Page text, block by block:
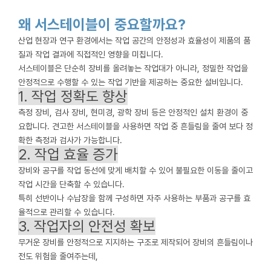
왜 서스테이블이 중요할까요?
산업 현장과 연구 환경에서는 작업 공간의 안정성과 효율성이 제품의 품
질과 작업 결과에 직접적인 영향을 미칩니다.
서스테이블은 단순히 장비를 올려놓는 작업대가 아니라, 정밀한 작업을
안정적으로 수행할 수 있는 작업 기반을 제공하는 중요한 설비입니다.
1. 작업 정확도 향상
측정 장비, 검사 장비, 현미경, 광학 장비 등은 안정적인 설치 환경이 중
요합니다. 견고한 서스테이블을 사용하면 작업 중 흔들림을 줄여 보다 정
확한 측정과 검사가 가능합니다.
2. 작업 효율 증가
장비와 공구를 작업 동선에 맞게 배치할 수 있어 불필요한 이동을 줄이고
작업 시간을 단축할 수 있습니다.
특히 선반이나 수납장을 함께 구성하면 자주 사용하는 부품과 공구를 효
율적으로 관리할 수 있습니다.
3. 작업자의 안전성 확보
무거운 장비를 안정적으로 지지하는 구조로 제작되어 장비의 흔들림이나
전도 위험을 줄여주는데,